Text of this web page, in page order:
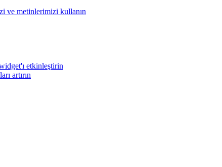
ve metinlerimizi kullanın
etkinleştirin
artırın